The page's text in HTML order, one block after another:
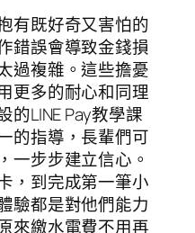
有既好奇又害怕的
錯誤會導致金錢損
過複雜。這些擔憂
更多的耐心和同理
的LINE Pay教學課
的指導，長輩們可
一步步建立信心。
，到完成第一筆小
驗都是對他們能力
來繳水電費不用再